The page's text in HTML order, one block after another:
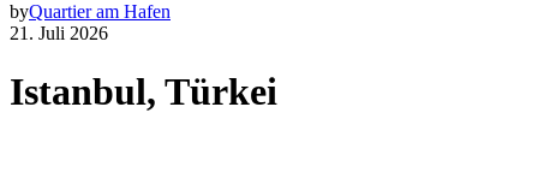
byQuartier am Hafen
21. Juli 2026
Istanbul, Türkei